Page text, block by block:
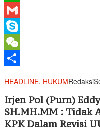
WhatsApp
Gmail
Skype
WeChat
HEADLINE, HUKUMRedaksi
Irjen Pol (Purn)
SH.MH.MM : Tidak
KPK Dalam Revisi